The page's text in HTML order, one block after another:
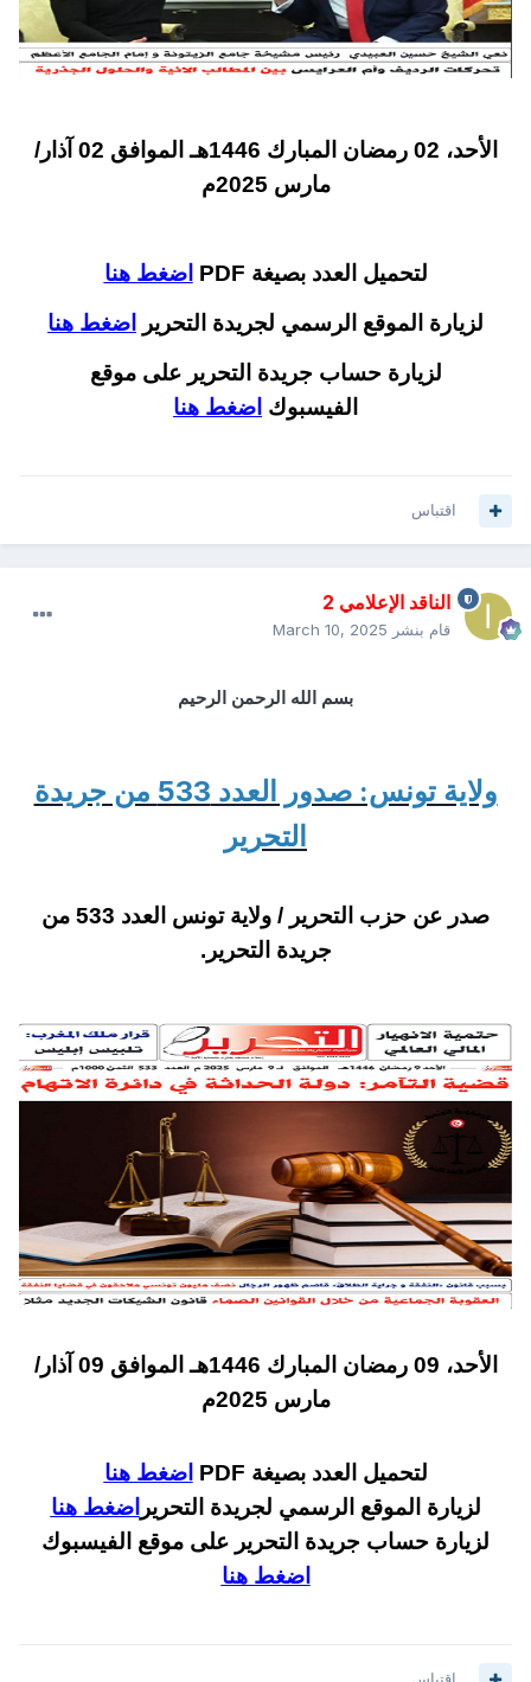
الأحد، 02 رمضان المبارك 1446هـ الموافق 02 آذار/
مارس 2025م
لتحميل العدد بصيغة PDF
اضغط هنا
لزيارة الموقع الرسمي لجريدة التحرير
اضغط هنا
لزيارة حساب جريدة التحرير على موقع
الفيسبوك اضغط هنا
اقتباس
الناقد الإعلامي 2
قام بنشر March 10, 2025
بسم الله الرحمن الرحيم
ولاية تونس: صدور العدد 533 من جريدة
التحرير
صدر عن حزب التحرير / ولاية تونس العدد 533 من
جريدة التحرير.
الأحد، 09 رمضان المبارك 1446هـ الموافق 09 آذار/
مارس 2025م
لتحميل العدد بصيغة PDF
اضغط هنا
لزيارة الموقع الرسمي لجريدة التحرير اضغط هنا
لزيارة حساب جريدة التحرير على موقع الفيسبوك
اضغط هنا